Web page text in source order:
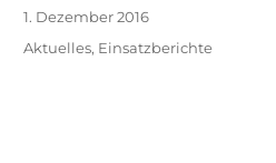
Veröffentlicht
am
1. Dezember 2016
Kategorien
Aktuelles, Einsatzberichte